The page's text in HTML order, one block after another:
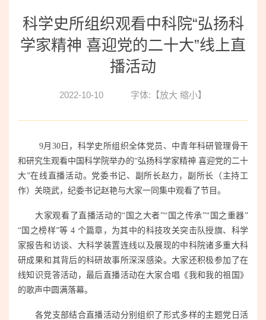
科学史所组织观看中科院“弘扬科
学家精神 喜迎党的二十大”线上直
播活动
2022-10-10 字体:【放大 缩小】
9月30日，科学史所组织全体党员、中青年科研管理骨干
和研究生观看中国科学院举办的“弘扬科学家精神 喜迎党的二十
大”在线直播活动。党委书记、副所长赵力，副所长（主持工
作）关晓武，纪委书记赵艳与大家一同集中观看了节目。
大家观看了直播活动的“国之大者”“国之传承”“国之重器”
“国之榜样”等 4 个篇章，为其中的科技攻关突击队授旗、科学
家报告和访谈、大科学装置连线以及展现的中科院诸多重大科
研成果和其背后的科研故事所深深感染。大家还积极参加了在
线知识竞答活动，最后直播活动在大家合唱《我和我的祖国》
的歌声中圆满落幕。
各党支部结合直播活动分别组织了形式多样的主题党日活